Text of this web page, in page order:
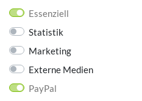
Datenschutz
AGB
Impressum
ZAHLUNGSARTEN
Essenziell
Statistik
Marketing
Externe Medien
PayPal